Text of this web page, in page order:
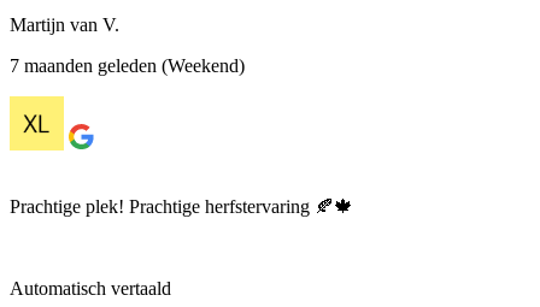
Martijn van V.
7 maanden geleden (Weekend)
Prachtige plek! Prachtige herfstervaring 🍂🍁
Automatisch vertaald